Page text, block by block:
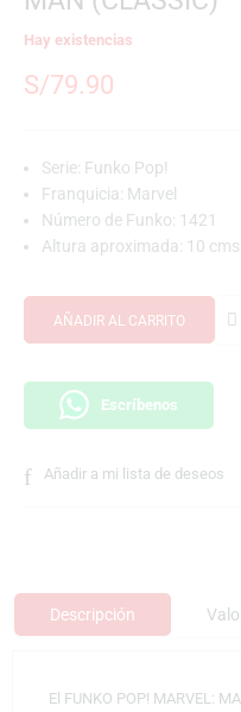
Hay existencias
S/79.90
Serie: Funko Pop!
Franquicia: Marvel
Número de Funko: 1421
Altura aproximada: 10 cms.
AÑADIR AL CARRITO
Escríbenos
Añadir a mi lista de deseos
Descripción
El FUNKO POP! MARVEL: